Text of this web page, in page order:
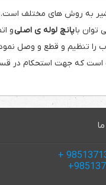
شیر به روش های مختلف است.
توان باپانچ لوله ی اصلیو
را تنظیم و قطع و وصل
که جهت استحکام در